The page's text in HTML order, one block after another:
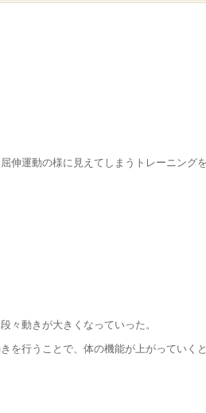
運動の様に見えてしまうトレーニング
々動きが大きくなっていった。
行うことで、体の機能が上がっていく